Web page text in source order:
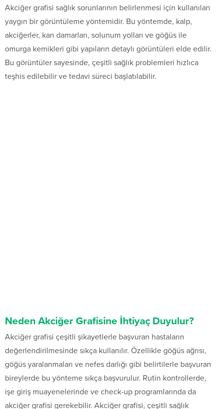
Akciğer grafisi sağlık sorunlarının belirlenmesi için kullanılan
yaygın bir görüntüleme yöntemidir. Bu yöntemde, kalp,
akciğerler, kan damarları, solunum yolları ve göğüs ile
omurga kemikleri gibi yapıların detaylı görüntüleri elde edilir.
Bu görüntüler sayesinde, çeşitli sağlık problemleri hızlıca
teşhis edilebilir ve tedavi süreci başlatılabilir.
Neden Akciğer Grafisine İhtiyaç Duyulur?
Akciğer grafisi çeşitli şikayetlerle başvuran hastaların
değerlendirilmesinde sıkça kullanılır. Özellikle göğüs ağrısı,
göğüs yaralanmaları ve nefes darlığı gibi belirtilerle başvuran
bireylerde bu yönteme sıkça başvurulur. Rutin kontrollerde,
işe giriş muayenelerinde ve check-up programlarında da
akciğer grafisi gerekebilir. Akciğer grafisi, çeşitli sağlık